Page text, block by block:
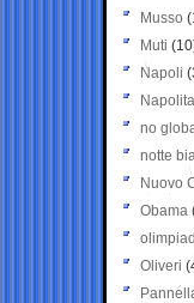
Musso
Muti
Napoli
no
notte
Nuovo
Obama
Oliveri